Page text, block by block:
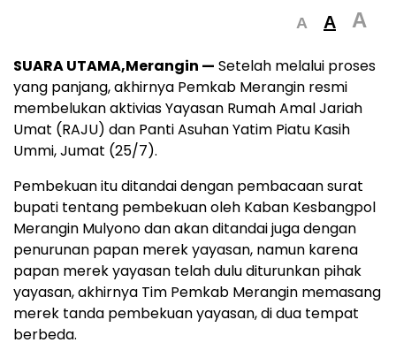
A A A
SUARA UTAMA,Merangin — Setelah melalui proses
yang panjang, akhirnya Pemkab Merangin resmi
membelukan aktivias Yayasan Rumah Amal Jariah
Umat (RAJU) dan Panti Asuhan Yatim Piatu Kasih
Ummi, Jumat (25/7).
Pembekuan itu ditandai dengan pembacaan surat
bupati tentang pembekuan oleh Kaban Kesbangpol
Merangin Mulyono dan akan ditandai juga dengan
penurunan papan merek yayasan, namun karena
papan merek yayasan telah dulu diturunkan pihak
yayasan, akhirnya Tim Pemkab Merangin memasang
merek tanda pembekuan yayasan, di dua tempat
berbeda.